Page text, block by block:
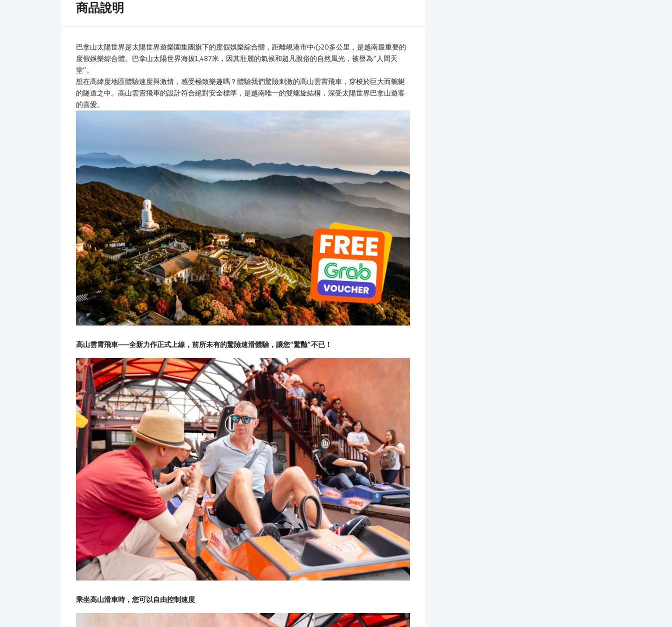
商品說明
巴拿山太陽世界是太陽世界遊樂園集團旗下的度假娛樂綜合體，距離峴港市中心20多公里，是越南最重要的
度假娛樂綜合體。巴拿山太陽世界海拔1,487米，因其壯麗的氣候和超凡脫俗的自然風光，被譽為“人間天
堂”。
想在高緯度地區體驗速度與激情，感受極致樂趣嗎？體驗我們驚險刺激的高山雲霄飛車，穿梭於巨大而蜿蜒
的隧道之中。高山雲霄飛車的設計符合絕對安全標準，是越南唯一的雙螺旋結構，深受太陽世界巴拿山遊客
的喜愛。
高山雲霄飛車——全新力作正式上線，前所未有的驚險速滑體驗，讓您“驚豔”不已！
乘坐高山滑車時，您可以自由控制速度